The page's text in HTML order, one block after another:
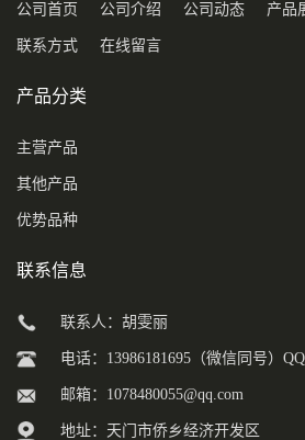
公司首页 公司介绍 公司动态 产品
联系方式 在线留言
产品分类
主营产品
其他产品
优势品种
联系信息
联系人：胡雯丽
电话：13986181695（微信同号）
邮箱： 1078480055@qq.com
地址：天门市侨乡经济开发区